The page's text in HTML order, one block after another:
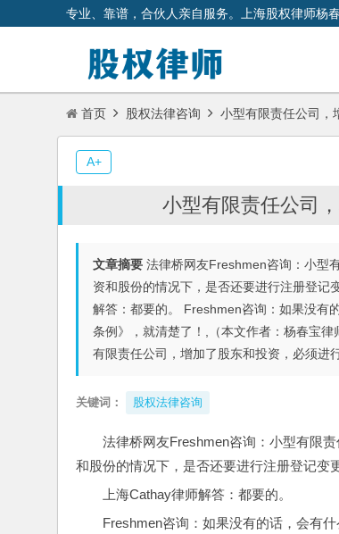
专业、靠谱，合伙人亲自服务。上海股权律师杨
首页 股权法律咨询 小型有限责任公司，
小型有限责任公司
文章摘要 法律桥网友Freshmen咨询：小型
资和股份的情况下，是否还要进行注册登记
解答：都要的。 Freshmen咨询：如果没有
条例》，就清楚了！,（本文作者：杨春宝
有限责任公司，增加了股东和投资，必须进
关键词： 股权法律咨询
法律桥网友Freshmen咨询：小型有限
和股份的情况下，是否还要进行注册登记变
上海Cathay律师解答：都要的。
Freshmen咨询：如果没有的话，会有什
A+